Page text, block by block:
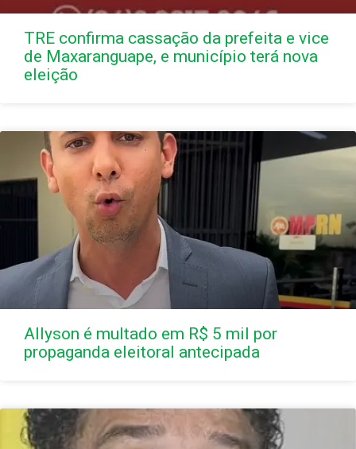
TRE confirma cassação da prefeita e vice
de Maxaranguape, e município terá nova
eleição
Allyson é multado em R$ 5 mil por
propaganda eleitoral antecipada